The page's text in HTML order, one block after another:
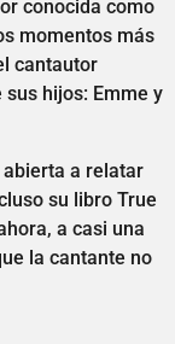
conocida como
momentos más
cantautor
hijos: Emme y
abierta a relatar
su libro True
a casi una
la cantante no